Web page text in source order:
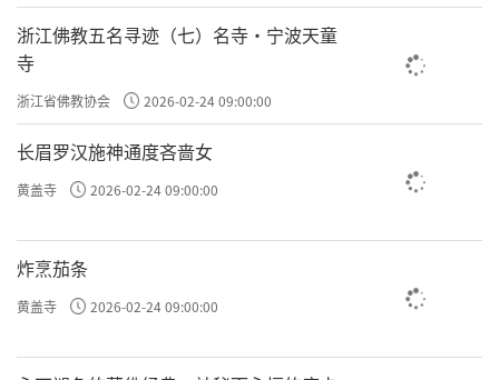
浙江佛教五名寻迹（七）名寺·宁波天童
寺
浙江省佛教协会 2026-02-24 09:00:00
长眉罗汉施神通度吝啬女
黄盖寺 2026-02-24 09:00:00
炸烹茄条
黄盖寺 2026-02-24 09:00:00